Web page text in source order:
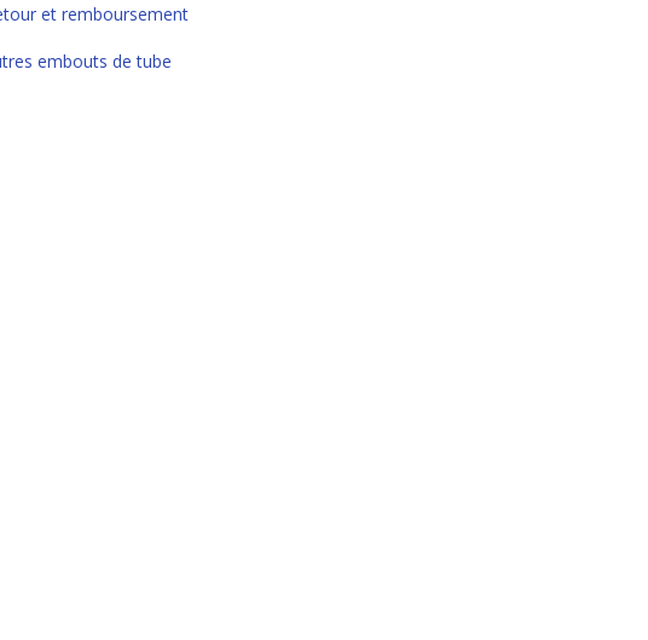
et remboursement
embouts de tube